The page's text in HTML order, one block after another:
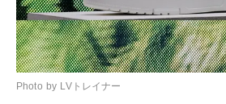
Photo by LVトレイナー